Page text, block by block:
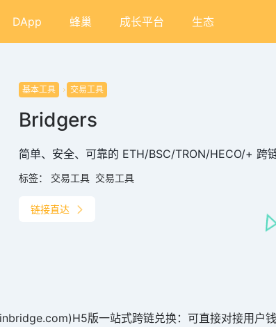
DApp 蜂巢 成长平台 生态
基本工具 交易工具
Bridgers
简单、安全、可靠的 ETH/BSC/TRON/HECO/+ 跨
标签： 交易工具 交易工具
链接直达
版一站式跨链兑换：可直接对接用户